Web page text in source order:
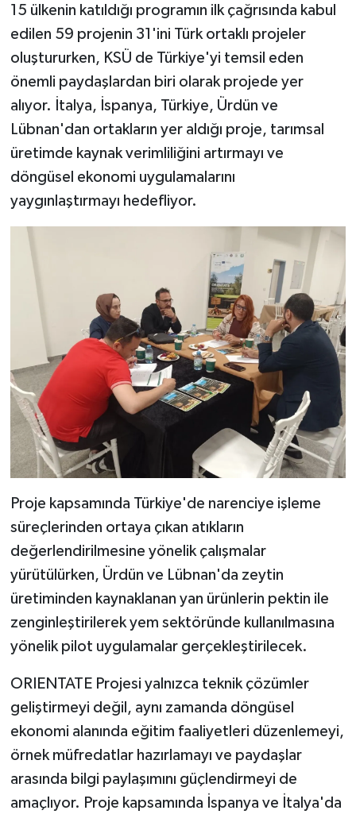
15 ülkenin katıldığı programın ilk çağrısında kabul
edilen 59 projenin 31'ini Türk ortaklı projeler
oluştururken, KSÜ de Türkiye'yi temsil eden
önemli paydaşlardan biri olarak projede yer
alıyor. İtalya, İspanya, Türkiye, Ürdün ve
Lübnan'dan ortakların yer aldığı proje, tarımsal
üretimde kaynak verimliliğini artırmayı ve
döngüsel ekonomi uygulamalarını
yaygınlaştırmayı hedefliyor.
Proje kapsamında Türkiye'de narenciye işleme
süreçlerinden ortaya çıkan atıkların
değerlendirilmesine yönelik çalışmalar
yürütülürken, Ürdün ve Lübnan'da zeytin
üretiminden kaynaklanan yan ürünlerin pektin ile
zenginleştirilerek yem sektöründe kullanılmasına
yönelik pilot uygulamalar gerçekleştirilecek.
ORIENTATE Projesi yalnızca teknik çözümler
geliştirmeyi değil, aynı zamanda döngüsel
ekonomi alanında eğitim faaliyetleri düzenlemeyi,
örnek müfredatlar hazırlamayı ve paydaşlar
arasında bilgi paylaşımını güçlendirmeyi de
amaçlıyor. Proje kapsamında İspanya ve İtalya'da